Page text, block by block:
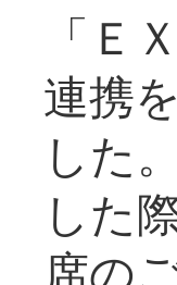
「Ｅ
連携
した
した
席の